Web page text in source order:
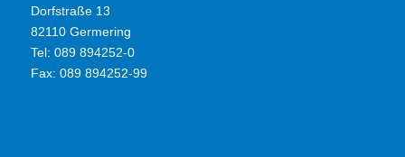
Dorfstraße 13
82110 Germering
Tel: 089 894252-0
Fax: 089 894252-99